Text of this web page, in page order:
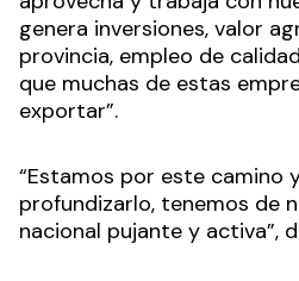
genera inversiones, valor
provincia, empleo de
que muchas de estas
exportar”.
“Estamos por este camino
profundizarlo, tenemos de
nacional pujante y activa”,